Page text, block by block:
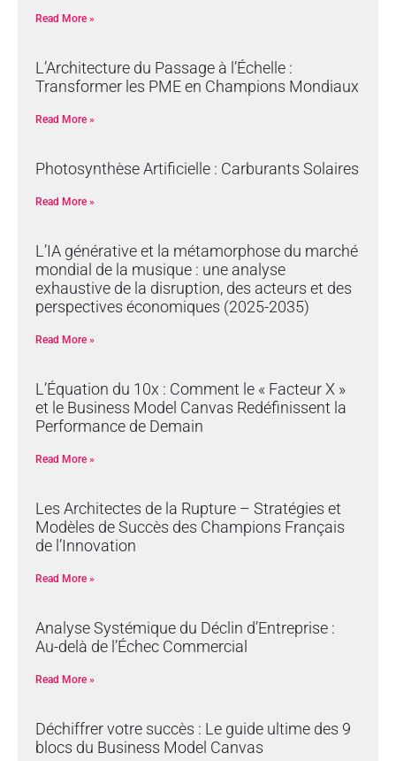
Read More »
L’Architecture du Passage à l’Échelle :
Transformer les PME en Champions Mondiaux
Read More »
Photosynthèse Artificielle : Carburants Solaires
Read More »
L’IA générative et la métamorphose du marché
mondial de la musique : une analyse
exhaustive de la disruption, des acteurs et des
perspectives économiques (2025-2035)
Read More »
L’Équation du 10x : Comment le « Facteur X »
et le Business Model Canvas Redéfinissent la
Performance de Demain
Read More »
Les Architectes de la Rupture – Stratégies et
Modèles de Succès des Champions Français
de l’Innovation
Read More »
Analyse Systémique du Déclin d’Entreprise :
Au-delà de l’Échec Commercial
Read More »
Déchiffrer votre succès : Le guide ultime des 9
blocs du Business Model Canvas